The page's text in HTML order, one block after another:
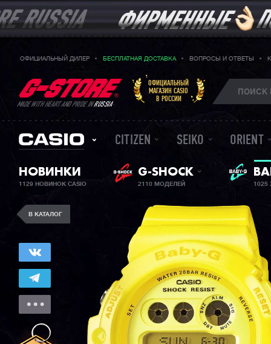
ОФИЦИАЛЬНЫЙ ДИЛЕР БЕСПЛАТНАЯ ДОСТАВКА ВОПРОСЫ И ОТВЕТЫ
MADE WITH HEART AND PRIDE INRUSSIA
ОФИЦИАЛЬНЫЙ
МАГАЗИН CASIO
В РОССИИ
CITIZEN SEIKO ORIENT
НОВИНКИ
1129 НОВИНОК CASIO
G-SHOCK
2110 МОДЕЛЕЙ
В КАТАЛОГ